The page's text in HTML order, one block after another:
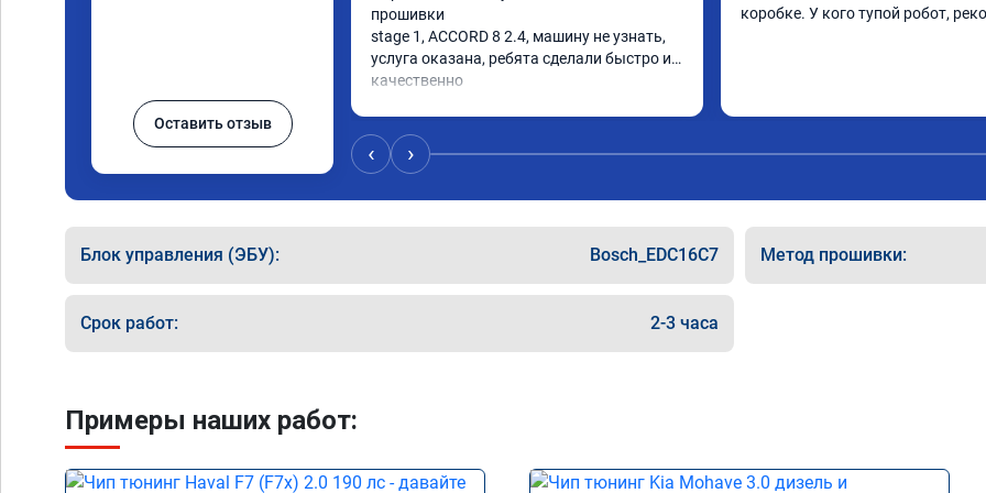
Оставить отзыв
прошивки
stage 1, ACCORD 8 2.4, машину не узнать,
услуга оказана, ребята сделали быстро и
качественно
коробке. У кого тупой робот,
‹ ›
Блок управления (ЭБУ): Bosch_EDC16C7 Метод прошивки:
Срок работ: 2-3 часа
Примеры наших работ: